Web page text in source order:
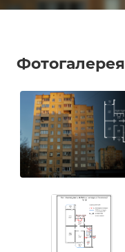
Фотогалерея